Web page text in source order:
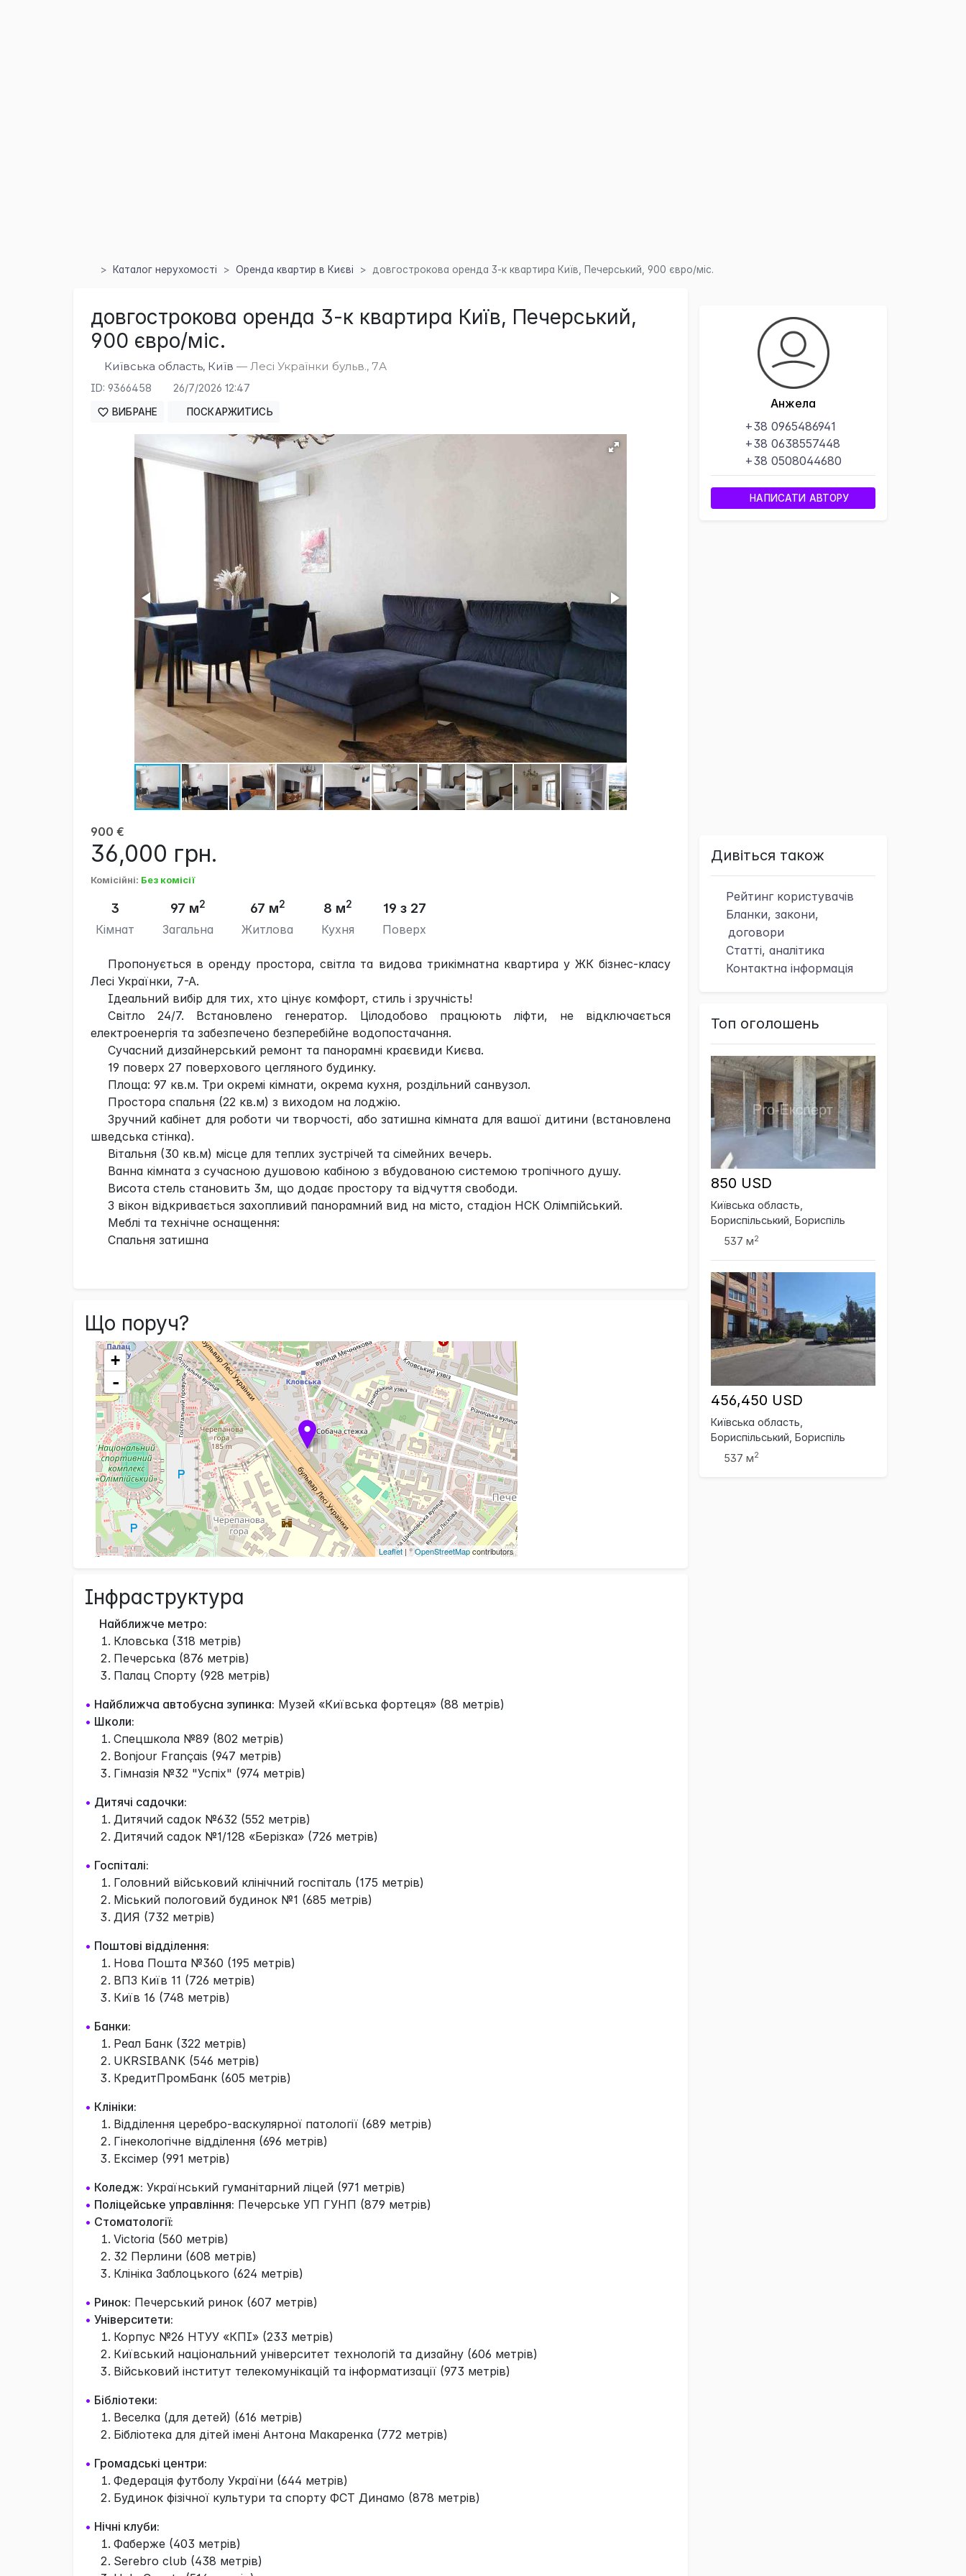
Каталог нерухомості Оренда квартир в Києві довгострокова оренда 3-к квартира Київ, Печерський, 900 євро/міс.
довгострокова оренда 3-к квартира Київ, Печерський,
900 євро/міс.
Київська область, Київ — Лесі Українки бульв., 7А
ID: 9366458 26/7/2026 12:47
ВИБРАНЕ ПОСКАРЖИТИСЬ
900 €
36,000 грн.
Комісійні: Без комісії
3
Кімнат
97 м2
Загальна
67 м2
Житлова
8 м2
Кухня
19 з 27
Поверх
Пропонується в оренду простора, світла та видова трикімнатна квартира у ЖК бізнес-класу
Лесі Українки, 7-А.
Ідеальний вибір для тих, хто цінує комфорт, стиль і зручність!
Світло 24/7. Встановлено генератор. Цілодобово працюють ліфти, не відключається
електроенергія та забезпечено безперебійне водопостачання.
Сучасний дизайнерський ремонт та панорамні краєвиди Києва.
19 поверх 27 поверхового цегляного будинку.
Площа: 97 кв.м. Три окремі кімнати, окрема кухня, роздільний санвузол.
Простора спальня (22 кв.м) з виходом на лоджію.
Зручний кабінет для роботи чи творчості, або затишна кімната для вашої дитини (встановлена
шведська стінка).
Вітальня (30 кв.м) місце для теплих зустрічей та сімейних вечерь.
Ванна кімната з сучасною душовою кабіною з вбудованою системою тропічного душу.
Висота стель становить 3м, що додає простору та відчуття свободи.
З вікон відкривається захопливий панорамний вид на місто, стадіон НСК Олімпійський.
Меблі та технічне оснащення:
Спальня затишна
Що поруч?
+
-
Leaflet | ©OpenStreetMapcontributors
Інфраструктура
Найближче метро:
Кловська (318 метрів)
Печерська (876 метрів)
Палац Спорту (928 метрів)
• Найближча автобусна зупинка: Музей «Київська фортеця» (88 метрів)
• Школи:
Спецшкола №89 (802 метрів)
Bonjour Français (947 метрів)
Гімназія №32 "Успіх" (974 метрів)
• Дитячі садочки:
Дитячий садок №632 (552 метрів)
Дитячий садок №1/128 «Берізка» (726 метрів)
• Госпіталі:
Головний військовий клінічний госпіталь (175 метрів)
Міський пологовий будинок №1 (685 метрів)
ДИЯ (732 метрів)
• Поштові відділення:
Нова Пошта №360 (195 метрів)
ВПЗ Київ 11 (726 метрів)
Київ 16 (748 метрів)
• Банки:
Реал Банк (322 метрів)
UKRSIBANK (546 метрів)
КредитПромБанк (605 метрів)
• Клініки:
Відділення церебро-васкулярної патології (689 метрів)
Гінекологічне відділення (696 метрів)
Ексімер (991 метрів)
• Коледж: Український гуманітарний ліцей (971 метрів)
• Поліцейське управління: Печерське УП ГУНП (879 метрів)
• Стоматології:
Victoria (560 метрів)
32 Перлини (608 метрів)
Клініка Заблоцького (624 метрів)
• Ринок: Печерський ринок (607 метрів)
• Університети:
Корпус №26 НТУУ «КПІ» (233 метрів)
Київський національний університет технологій та дизайну (606 метрів)
Військовий інститут телекомунікацій та інформатизації (973 метрів)
• Бібліотеки:
Веселка (для детей) (616 метрів)
Бібліотека для дітей імені Антона Макаренка (772 метрів)
• Громадські центри:
Федерація футболу України (644 метрів)
Будинок фізічної культури та спорту ФСТ Динамо (878 метрів)
• Нічні клуби:
Фаберже (403 метрів)
Serebro club (438 метрів)
Анжела
+38 0965486941
+38 0638557448
+38 0508044680
НАПИСАТИ АВТОРУ
Дивіться також
Рейтинг користувачів
Бланки, закони,
договори
Статті, аналітика
Контактна інформація
Топ оголошень
850 USD
Київська область,
Бориспільський, Бориспіль
537 м2
456,450 USD
Київська область,
Бориспільський, Бориспіль
537 м2
×